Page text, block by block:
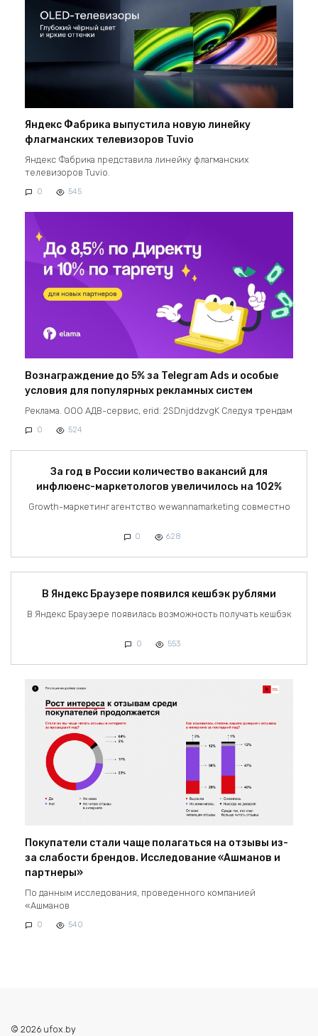
Яндекс Фабрика выпустила новую линейку
флагманских телевизоров Tuvio
Яндекс Фабрика представила линейку флагманских
телевизоров Tuvio.
0 545
Вознаграждение до 5% за Telegram Ads и особые
условия для популярных рекламных систем
Реклама. ООО АДВ-сервис, erid: 2SDnjddzvgK Следуя трендам
0 524
За год в России количество вакансий для
инфлюенс-маркетологов увеличилось на 102%
Growth-маркетинг агентство wewannamarketing совместно
0 628
В Яндекс Браузере появился кешбэк рублями
В Яндекс Браузере появилась возможность получать кешбэк
0 553
Покупатели стали чаще полагаться на отзывы из-
за слабости брендов. Исследование «Ашманов и
партнеры»
По данным исследования, проведенного компанией
«Ашманов
0 540
© 2026 ufox.by